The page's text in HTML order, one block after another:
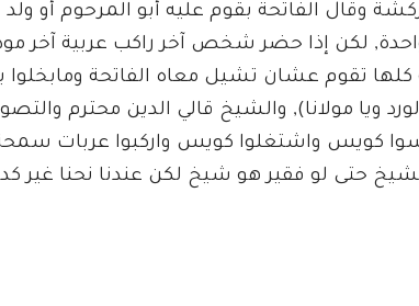
وقال الفاتحة بقوم عليه أبو المرحوم أو
واحدة, لكن إذا حضر شخص آخر راكب عربية
كلها تقوم عشان تشيل معاه الفاتحة ومابخلوا
ويا مولانا), والشيخ قالي الدين محترم
كويس واشتغلوا كويس واركبوا عربات
الشيخ حتى لو فقير هو شيخ لكن عندنا نحنا غير